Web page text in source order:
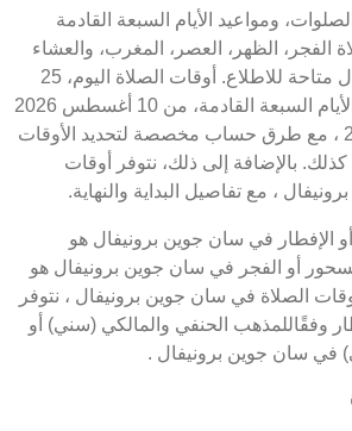
ومواعيد الأيام السبعة القادمة
الفجر، الظهر، العصر، المغرب، والعشاء
في سان جوين برونيفال متاحة للاطلاع. أوقات الصلاة اليوم، 25
صفر 1448 ، وبرنامج الأيام السبعة القادمة، من 10 أغسطس 2026
إلى 17 أغسطس 2026 ، مع طرق حساب مخصصة لتحديد الأوقات
كذلك. بالإضافة إلى ذلك، نتوفر أوقات
، مع تفاصيل البداية والنهاية.
في سان جوين برونيفال هو
السحور أو الفجر في سان جوين برونيفال هو
أوقات الصلاة في سان جوين برونيفال ، نتوفر
وفقًاللمذهب الحنفي والمالكي (سني) أو
في سان جوين برونيفال .